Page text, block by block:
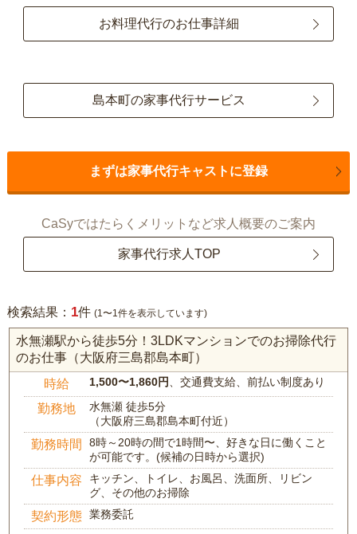
お料理代行のお仕事詳細
島本町の家事代行サービス
まずは家事代行キャストに登録
CaSyではたらくメリットなど求人概要のご案内
家事代行求人TOP
検索結果： 1件 (1〜1件を表示しています)
水無瀬駅から徒歩5分！3LDKマンションでのお掃除代行
のお仕事（大阪府三島郡島本町）
時給 1,500〜1,860円 、交通費支給、前払い制度あり
勤務地
水無瀬 徒歩5分
（大阪府三島郡島本町付近）
勤務時間
8時～20時の間で1時間〜、好きな日に働くこと
が可能です。(候補の日時から選択)
仕事内容
キッチン、トイレ、お風呂、洗面所、リビン
グ、その他のお掃除
契約形態 業務委託